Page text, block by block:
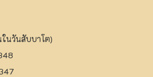
นวันสับบาโต)